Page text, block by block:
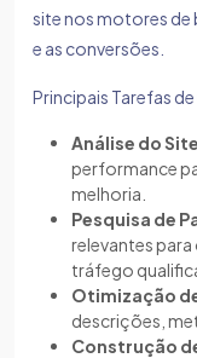
site nos motores
e as conversões.
Principais Tarefas
Análise do
performance
melhoria.
Pesquisa de
relevantes
tráfego
Otimização
descrições,
Construção